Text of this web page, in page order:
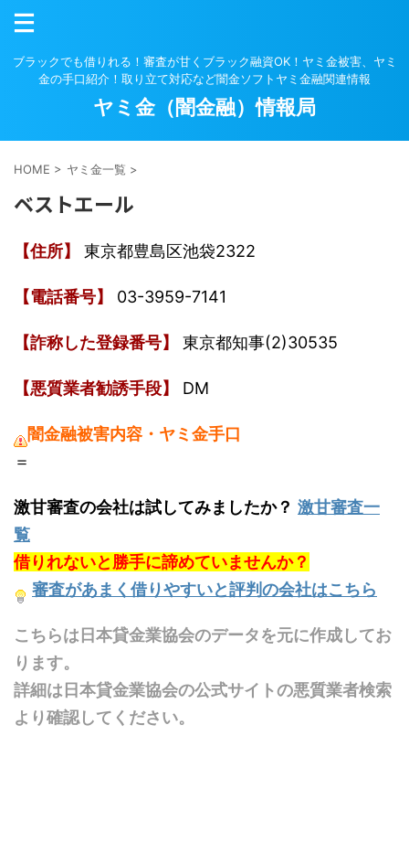
ブラックでも借りれる！審査が甘くブラック融資OK！ヤミ金被害、ヤミ
金の手口紹介！取り立て対応など闇金ソフトヤミ金融関連情報
ヤミ金（闇金融）情報局
HOME > ヤミ金一覧 >
ベストエール
【住所】 東京都豊島区池袋2322
【電話番号】 03-3959-7141
【詐称した登録番号】 東京都知事(2)30535
【悪質業者勧誘手段】 DM
闇金融被害内容・ヤミ金手口
＝
激甘審査の会社は試してみましたか？ 激甘審査一
覧
借りれないと勝手に諦めていませんか？
審査があまく借りやすいと評判の会社はこちら
こちらは日本貸金業協会のデータを元に作成してお
ります。
詳細は日本貸金業協会の公式サイトの悪質業者検索
より確認してください。